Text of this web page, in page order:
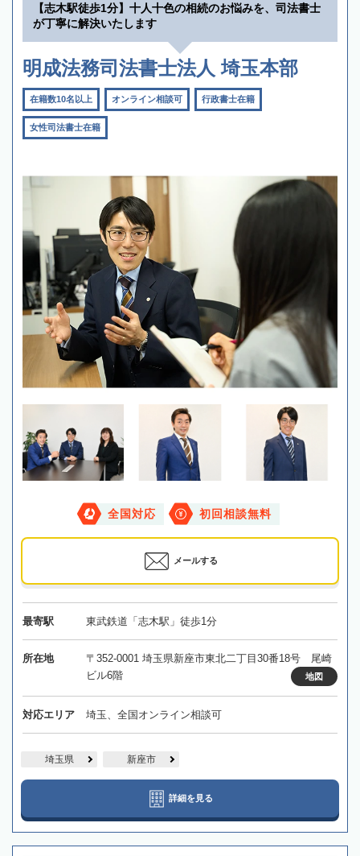
【志木駅徒歩1分】十人十色の相続のお悩みを、司法書士
が丁寧に解決いたします
明成法務司法書士法人 埼玉本部
在籍数10名以上 オンライン相談可 行政書士在籍
女性司法書士在籍
全国対応 初回相談無料
メールする
最寄駅 東武鉄道「志木駅」徒歩1分
所在地
〒352-0001 埼玉県新座市東北二丁目30番18号 尾崎
ビル6階
地図
対応エリア 埼玉、全国オンライン相談可
埼玉県 新座市
詳細を見る